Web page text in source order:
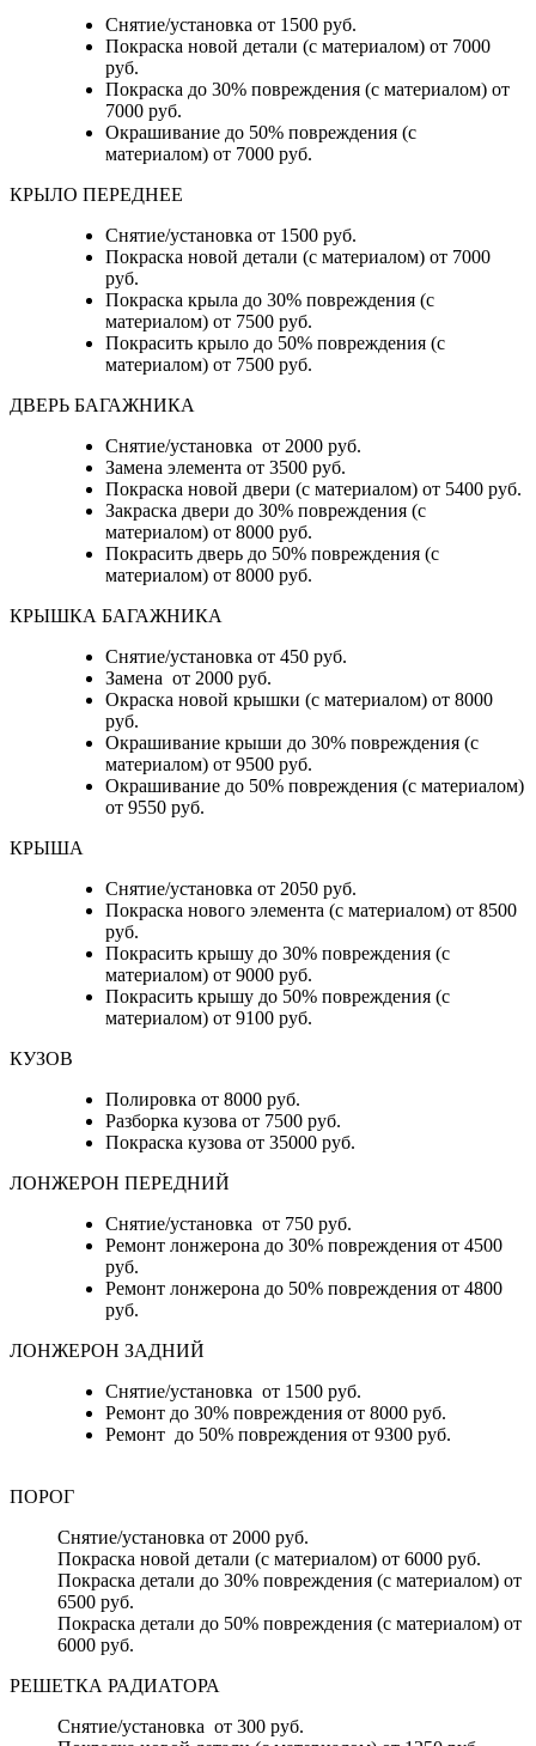
Снятие/установка от 1500 руб.
Покраска новой детали (с материалом) от 7000
руб.
Покраска до 30% повреждения (с материалом) от
7000 руб.
Окрашивание до 50% повреждения (с
материалом) от 7000 руб.
КРЫЛО ПЕРЕДНЕЕ
Снятие/установка от 1500 руб.
Покраска новой детали (с материалом) от 7000
руб.
Покраска крыла до 30% повреждения (с
материалом) от 7500 руб.
Покрасить крыло до 50% повреждения (с
материалом) от 7500 руб.
ДВЕРЬ БАГАЖНИКА
Снятие/установка от 2000 руб.
Замена элемента от 3500 руб.
Покраска новой двери (с материалом) от 5400 руб.
Закраска двери до 30% повреждения (с
материалом) от 8000 руб.
Покрасить дверь до 50% повреждения (с
материалом) от 8000 руб.
КРЫШКА БАГАЖНИКА
Снятие/установка от 450 руб.
Замена от 2000 руб.
Окраска новой крышки (с материалом) от 8000
руб.
Окрашивание крыши до 30% повреждения (с
материалом) от 9500 руб.
Окрашивание до 50% повреждения (с материалом)
от 9550 руб.
КРЫША
Снятие/установка от 2050 руб.
Покраска нового элемента (с материалом) от 8500
руб.
Покрасить крышу до 30% повреждения (с
материалом) от 9000 руб.
Покрасить крышу до 50% повреждения (с
материалом) от 9100 руб.
КУЗОВ
Полировка от 8000 руб.
Разборка кузова от 7500 руб.
Покраска кузова от 35000 руб.
ЛОНЖЕРОН ПЕРЕДНИЙ
Снятие/установка от 750 руб.
Ремонт лонжерона до 30% повреждения от 4500
руб.
Ремонт лонжерона до 50% повреждения от 4800
руб.
ЛОНЖЕРОН ЗАДНИЙ
Снятие/установка от 1500 руб.
Ремонт до 30% повреждения от 8000 руб.
Ремонт до 50% повреждения от 9300 руб.
ПОРОГ
Снятие/установка от 2000 руб.
Покраска новой детали (с материалом) от 6000 руб.
Покраска детали до 30% повреждения (с материалом) от
6500 руб.
Покраска детали до 50% повреждения (с материалом) от
6000 руб.
РЕШЕТКА РАДИАТОРА
Снятие/установка от 300 руб.